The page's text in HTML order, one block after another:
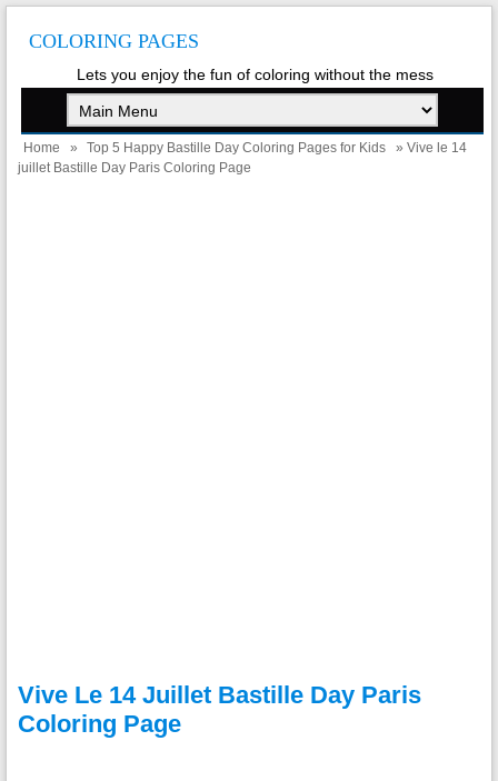
COLORING PAGES
Lets you enjoy the fun of coloring without the mess
Home » Top 5 Happy Bastille Day Coloring Pages for Kids
» Vive le 14
juillet Bastille Day Paris Coloring Page
Vive Le 14 Juillet Bastille Day Paris
Coloring Page